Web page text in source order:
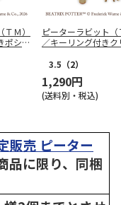
Ｍ）
ポシェ
ピーターラビット（
／キーリング付きク
3.5 （2）
1,290円
(送料別・税込)
販売 ピーター
品に限り、同梱